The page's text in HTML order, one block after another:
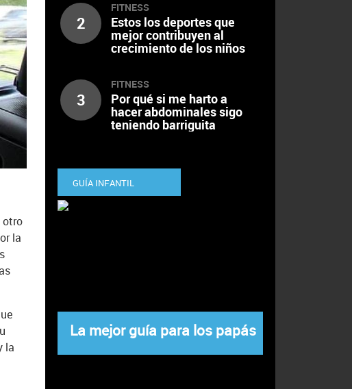
otro
la
la
2
FITNESS
Estos los deportes que
mejor contribuyen al
crecimiento de los niños
3
FITNESS
Por qué si me harto a
hacer abdominales sigo
teniendo barriguita
GUÍA INFANTIL
La mejor guía para los papás